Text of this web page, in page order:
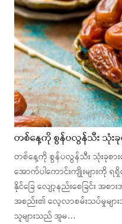
တစ်နေ့ကို စွန်ပလွန်သီး သုံးခု
တစ်နေ့ကို စွန်ပလွန်သီး သုံးခုစာ
အောက်ပါကောင်းကျိုးများကို
နိုင်ခြေ လျော့နည်းစေခြင်း
အစည်း၏ လေ့လာစမ်းသပ်မှုများ
သူများသည် အူမ…